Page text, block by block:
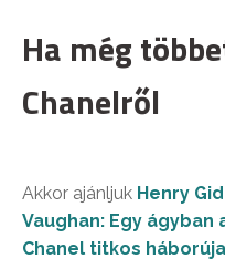
Ha még
Chanelről
Akkor ajánljuk Henry
Vaughan: Egy
Chanel titkos háborúja